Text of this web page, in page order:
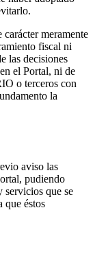
meramente
fiscal ni
las decisiones
el Portal, ni de
o terceros con
la
aviso las
pudiendo
servicios que se
que éstos